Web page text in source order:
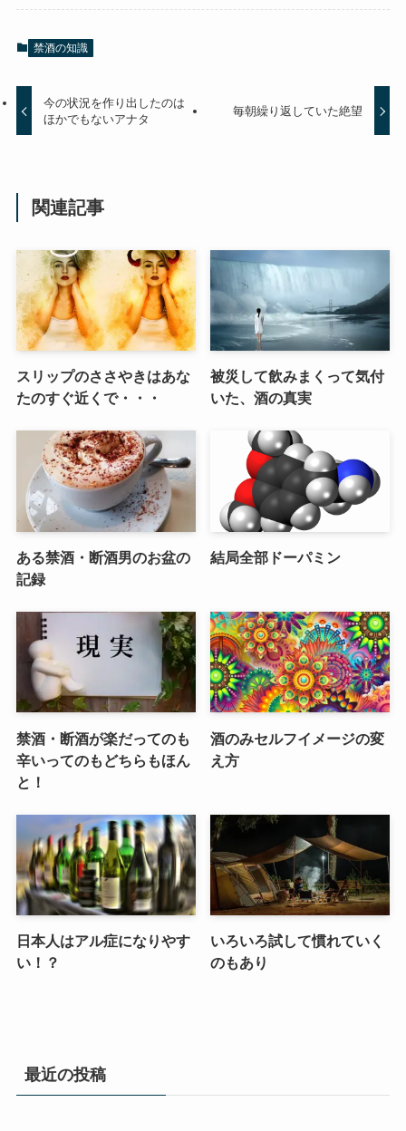
禁酒の知識
今の状況を作り出したのは
ほかでもないアナタ
毎朝繰り返していた絶望
関連記事
スリップのささやきはあな
たのすぐ近くで・・・
被災して飲みまくって気付
いた、酒の真実
ある禁酒・断酒男のお盆の
記録
結局全部ドーパミン
禁酒・断酒が楽だってのも
辛いってのもどちらもほん
と！
酒のみセルフイメージの変
え方
日本人はアル症になりやす
い！？
いろいろ試して慣れていく
のもあり
最近の投稿